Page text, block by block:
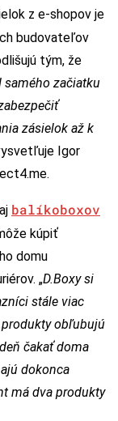
z e-shopov je
budovateľov
tým, že
samého začiatku
zásielok až k
Igor
balíkoboxov
kúpiť
domu
„D.Boxy si
stále viac
obľubujú
čakať doma
dokonca
má dva produkty